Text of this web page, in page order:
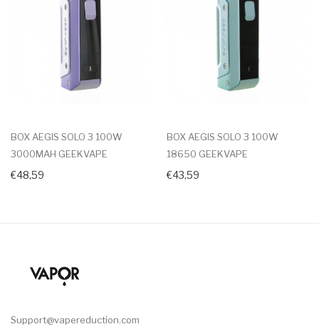
BOX AEGIS SOLO 3 100W
3000MAH GEEKVAPE
€48,59
BOX AEGIS SOLO 3 100W
18650 GEEKVAPE
€43,59
Support@vapereduction.com